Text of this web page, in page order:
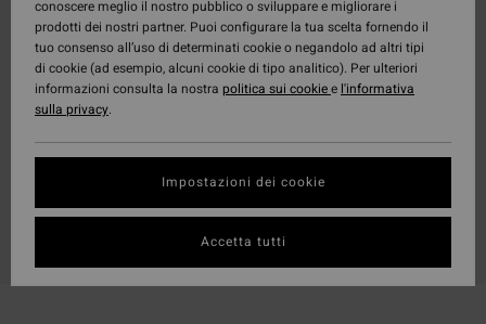
conoscere meglio il nostro pubblico o sviluppare e migliorare i
prodotti dei nostri partner. Puoi configurare la tua scelta fornendo il
tuo consenso all’uso di determinati cookie o negandolo ad altri tipi
di cookie (ad esempio, alcuni cookie di tipo analitico). Per ulteriori
informazioni consulta la nostra politica sui cookiee l'informativa
sulla privacy.
Impostazioni dei cookie
Accetta tutti